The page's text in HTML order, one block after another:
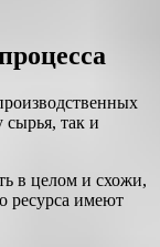
так и
в целом и схожи,
ресурса имеют